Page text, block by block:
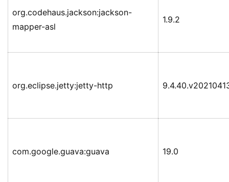
org.codehaus.jackson:jackson-
mapper-asl
1.9.2
org.eclipse.jetty:jetty-http
com.google.guava:guava 19.0